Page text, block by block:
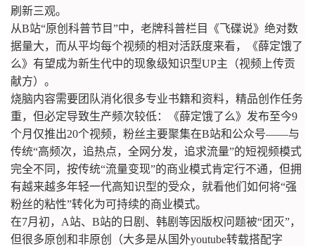
刷新三观。
从B站“原创科普节目”中，老牌科普栏目《飞碟说》绝对数
据量大，而从平均每个视频的相对活跃度来看，《薛定饿了
么》有望成为新生代中的现象级知识型UP主（视频上传贡
献方）。
烧脑内容需要团队消化很多专业书籍和资料，精品创作任务
重，但必定导致生产频次较低：《薛定饿了么》发布至今9
个月仅推出20个视频，粉丝主要聚集在B站和公众号——与
传统“高频次，追热点，全网分发，追求流量”的短视频模式
完全不同，按传统“流量变现”的商业模式肯定行不通，但拥
有越来越多年轻一代高知识型的受众，就看他们如何将“强
粉丝的粘性”转化为可持续的商业模式。
在7月初，A站、B站的日剧、韩剧等因版权问题被“团灭”，
但很多原创和非原创（大多是从国外youtube转载搭配字